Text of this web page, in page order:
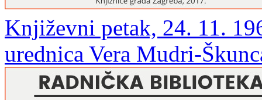
Književni petak, 24. 11.
urednica Vera Mudri-